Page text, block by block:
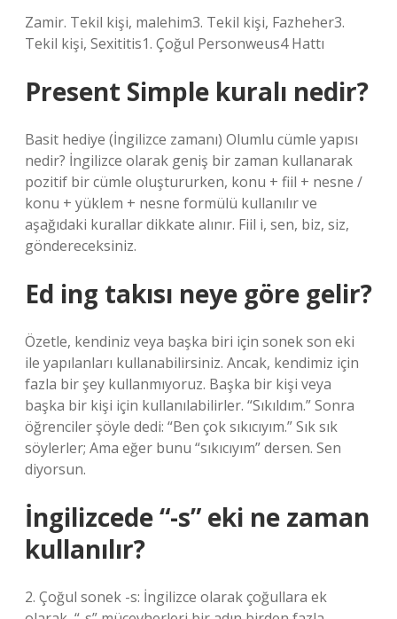
Zamir. Tekil kişi, malehim3. Tekil kişi, Fazheher3.
Tekil kişi, Sexititis1. Çoğul Personweus4 Hattı
Present Simple kuralı nedir?
Basit hediye (İngilizce zamanı) Olumlu cümle yapısı
nedir? İngilizce olarak geniş bir zaman kullanarak
pozitif bir cümle oluştururken, konu + fiil + nesne /
konu + yüklem + nesne formülü kullanılır ve
aşağıdaki kurallar dikkate alınır. Fiil i, sen, biz, siz,
göndereceksiniz.
Ed ing takısı neye göre gelir?
Özetle, kendiniz veya başka biri için sonek son eki
ile yapılanları kullanabilirsiniz. Ancak, kendimiz için
fazla bir şey kullanmıyoruz. Başka bir kişi veya
başka bir kişi için kullanılabilirler. “Sıkıldım.” Sonra
öğrenciler şöyle dedi: “Ben çok sıkıcıyım.” Sık sık
söylerler; Ama eğer bunu “sıkıcıyım” dersen. Sen
diyorsun.
İngilizcede “-s” eki ne zaman
kullanılır?
2. Çoğul sonek -s: İngilizce olarak çoğullara ek